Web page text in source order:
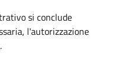
si conclude
l'autorizzazione